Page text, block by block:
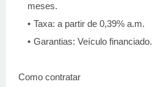
meses.
Taxa: a partir de 0,39% a.m.
Garantias: Veículo financiado.
Como contratar